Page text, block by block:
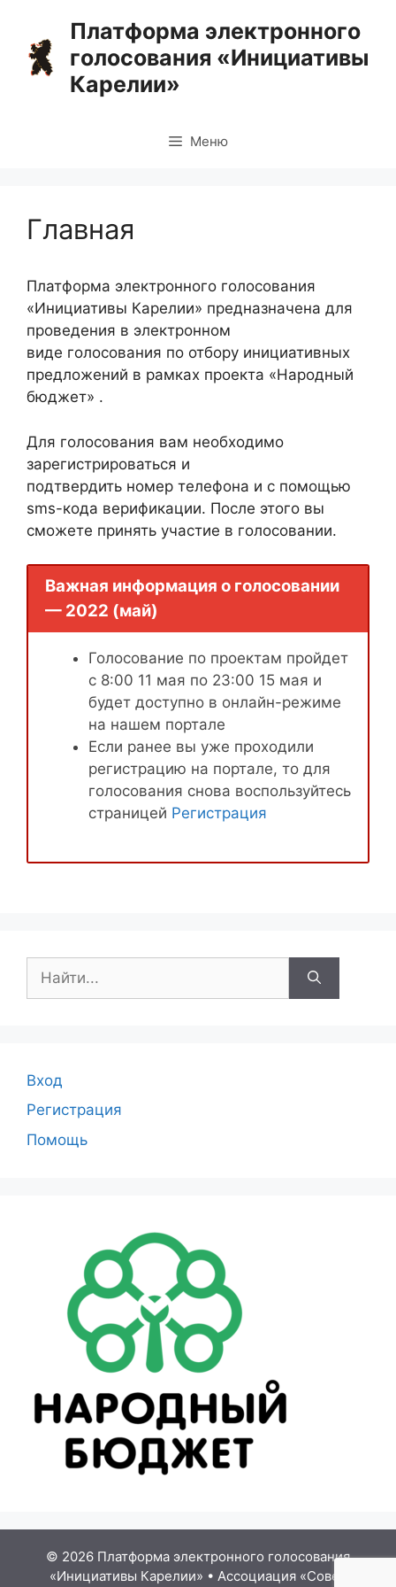
содержимому
Платформа электронного
голосования «Инициативы
Карелии»
Меню
Главная
Платформа электронного голосования
«Инициативы Карелии» предназначена для
проведения в электронном
виде голосования по отбору инициативных
предложений в рамках проекта «Народный
бюджет» .
Для голосования вам необходимо
зарегистрироваться и
подтвердить номер телефона и с помощью
sms-кода верификации. После этого вы
сможете принять участие в голосовании.
Важная информация о голосовании
— 2022 (май)
Голосование по проектам пройдет
с 8:00 11 мая по 23:00 15 мая и
будет доступно в онлайн-режиме
на нашем портале
Если ранее вы уже проходили
регистрацию на портале, то для
голосования снова воспользуйтесь
страницей Регистрация
Вход
Регистрация
Помощь
© 2026 Платформа электронного голосования
«Инициативы Карелии» • Ассоциация «Совет